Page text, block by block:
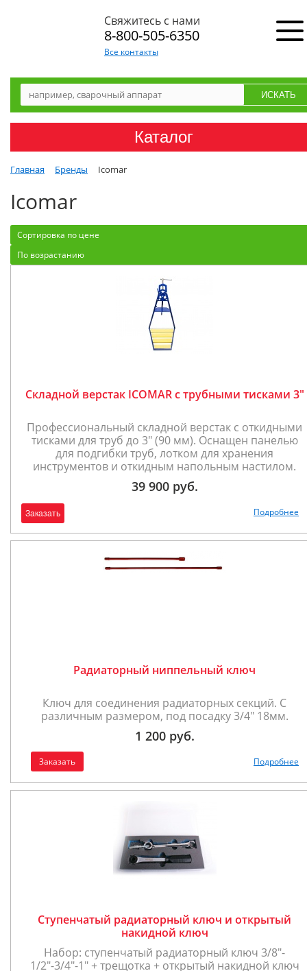
Свяжитесь с нами
8-800-505-6350
Все контакты
Каталог
Главная Бренды Icomar
Icomar
Сортировка по цене
По возрастанию
Складной верстак ICOMAR с трубными тисками 3"
Профессиональный складной верстак с откидными
тисками для труб до 3" (90 мм). Оснащен панелью
для подгибки труб, лотком для хранения
инструментов и откидным напольным настилом.
39 900 руб.
Заказать Подробнее
Радиаторный ниппельный ключ
Ключ для соединения радиаторных секций. С
различным размером, под посадку 3/4" 18мм.
1 200 руб.
Заказать Подробнее
Ступенчатый радиаторный ключ и открытый
накидной ключ
Набор: ступенчатый радиаторный ключ 3/8"-
1/2"-3/4"-1" + трещотка + открытый накидной ключ